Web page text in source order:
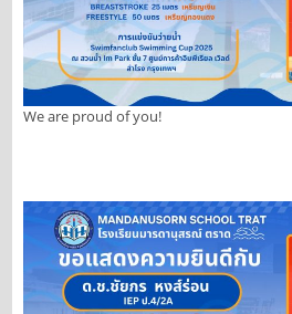
We are proud of you!